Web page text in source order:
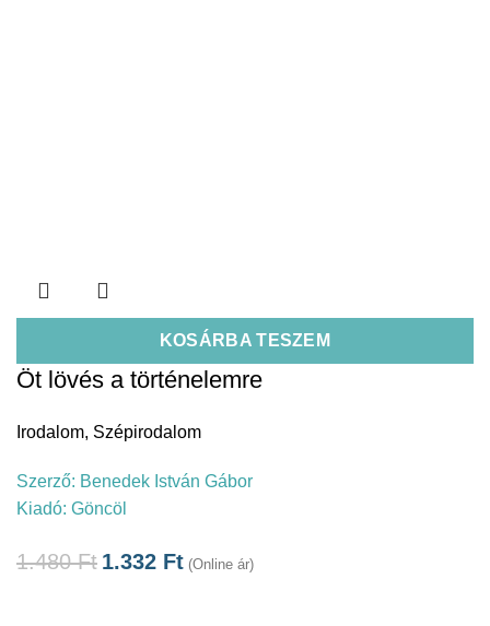
KOSÁRBA TESZEM
Öt lövés a történelemre
Irodalom, Szépirodalom
Szerző: Benedek István Gábor
Kiadó: Göncöl
1.480Ft 1.332 Ft (Online ár)